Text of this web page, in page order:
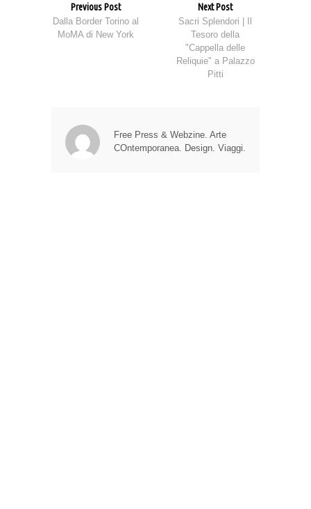
Previous Post
Dalla Border Torino al
MoMA di New York
Next Post
Sacri Splendori | Il
Tesoro della
"Cappella delle
Reliquie" a Palazzo
Pitti
Free Press & Webzine. Arte
COntemporanea. Design. Viaggi.